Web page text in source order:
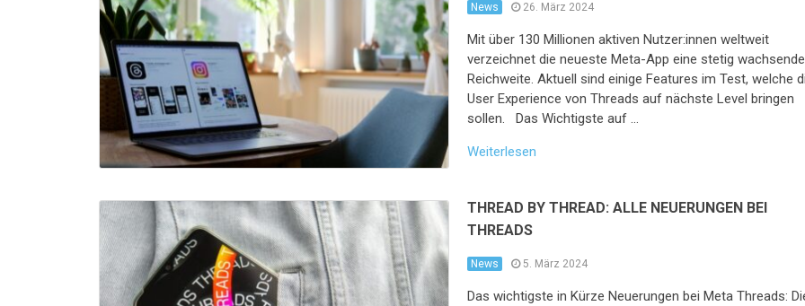
News 26. März 2024
Mit über 130 Millionen aktiven Nutzer:innen weltweit
verzeichnet die neueste Meta-App eine stetig wachsende
Reichweite. Aktuell sind einige Features im Test, welche
User Experience von Threads auf nächste Level bringen
sollen. Das Wichtigste auf …
Weiterlesen
THREAD BY THREAD: ALLE NEUERUNGEN BEI
THREADS
News 5. März 2024
Das wichtigste in Kürze Neuerungen bei Meta Threads: